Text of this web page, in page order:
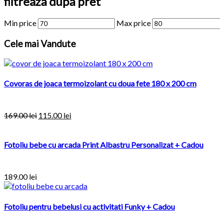
Min price Max price
Celemai Vandute
Covoras de joaca termoizolant cu doua fete 180 x 200 cm
169.00lei 115.00lei
Fotoliu bebe cu arcada Print Albastru Personalizat + Cadou
189.00lei
Fotoliu pentru bebelusi cu activitati Funky + Cadou